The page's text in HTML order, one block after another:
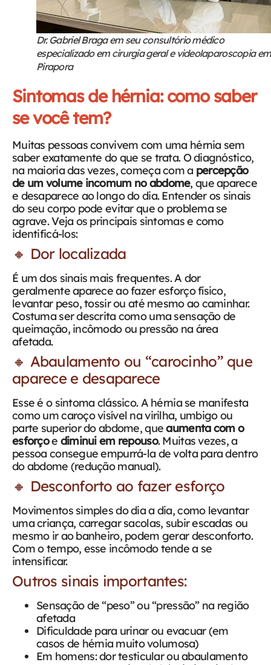
Dr. Gabriel Braga em seu consultório médico
especializado em cirurgia geral e videolaparoscopia em
Pirapora
Sintomas de hérnia: como saber
se você tem?
Muitas pessoas convivem com uma hérnia sem
saber exatamente do que se trata. O diagnóstico,
na maioria das vezes, começa com a percepção
de um volume incomum no abdome, que aparece
e desaparece ao longo do dia. Entender os sinais
do seu corpo pode evitar que o problema se
agrave.Veja os principais sintomas e como
identificá-los:
🔸 Dor localizada
É um dos sinais mais frequentes. A dor
geralmente aparece ao fazer esforço físico,
levantar peso, tossir ou até mesmo ao caminhar.
Costuma ser descrita como uma sensação de
queimação, incômodo ou pressão na área
afetada.
🔸 Abaulamento ou “carocinho” que
aparece e desaparece
Esse é o sintoma clássico. A hérnia se manifesta
como um caroço visível na virilha, umbigo ou
parte superior do abdome, queaumenta com o
esforçoe diminui em repouso. Muitas vezes, a
pessoa consegue empurrá-la de volta para dentro
do abdome (redução manual).
🔸 Desconforto ao fazer esforço
Movimentos simples do dia a dia, como levantar
uma criança, carregar sacolas, subir escadas ou
mesmo ir ao banheiro, podem gerar desconforto.
Com o tempo, esse incômodo tende a se
intensificar.
Outros sinais importantes:
Sensação de “peso” ou “pressão” na região
afetada
Dificuldade para urinar ou evacuar (em
casos de hérnia muito volumosa)
Em homens: dor testicular ou abaulamento